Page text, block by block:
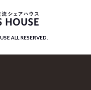
ALL RESERVED.